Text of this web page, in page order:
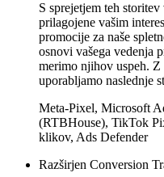
S sprejetjem teh
prilagojene vašim
promocije za naše
osnovi vašega vedenja
merimo njihov uspeh. Z
uporabljamo naslednje
Meta-Pixel, Microsoft
(RTBHouse), TikTok
klikov, Ads Defender
Razširjen Conversion